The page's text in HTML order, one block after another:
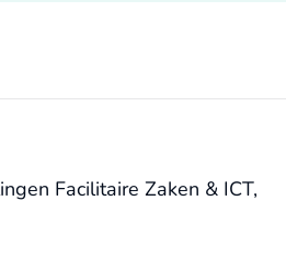
Facilitaire Zaken & ICT,